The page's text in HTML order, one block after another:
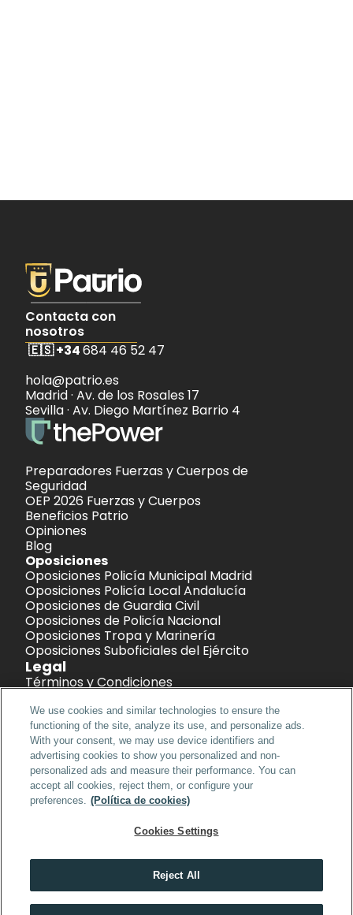
Contacta con
nosotros
🇪🇸 +34 684 46 52 47
hola@patrio.es
Madrid · Av. de los Rosales 17
Sevilla · Av. Diego Martínez Barrio 4
Preparadores Fuerzas y Cuerpos de
Seguridad
OEP 2026 Fuerzas y Cuerpos
Beneficios Patrio
Opiniones
Blog
Oposiciones
Oposiciones Policía Municipal Madrid
Oposiciones Policía Local Andalucía
Oposiciones de Guardia Civil
Oposiciones de Policía Nacional
Oposiciones Tropa y Marinería
Oposiciones Suboficiales del Ejército
Legal
Términos y Condiciones
Política de Cookies
Aviso Legal
Iniciar sesión
©2026 Patrio · All rights reserved.
We use cookies and similar technologies to ensure the
functioning of the site, analyze its use, and personalize ads.
With your consent, we may use device identifiers and
advertising cookies to show you personalized and non-
personalized ads and measure their performance. You can
accept all cookies, reject them, or configure your
preferences. (Política de cookies)
Cookies Settings
Reject All